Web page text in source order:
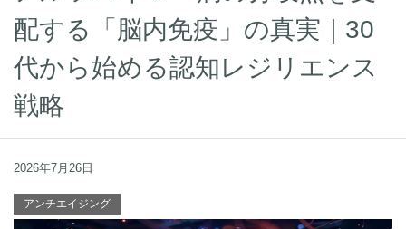
配する「脳内免疫」の真実｜30
代から始める認知レジリエンス
戦略
2026年7月26日
アンチエイジング